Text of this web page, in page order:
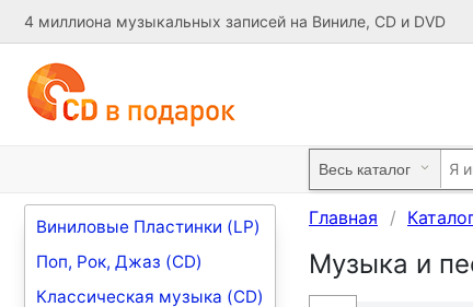
4 миллиона музыкальных записей на Виниле, CD и DVD
Виниловые Пластинки (LP)
Поп, Рок, Джаз (CD)
Классическая музыка (CD)
Главная
Музыка и